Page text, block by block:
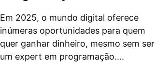
Em 2025, o mundo digital oferece
inúmeras oportunidades para quem
quer ganhar dinheiro, mesmo sem ser
um expert em programação....